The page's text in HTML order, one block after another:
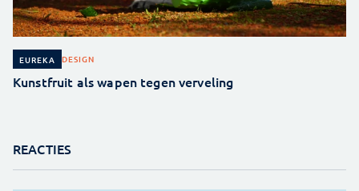
EUREKA DESIGN
Kunstfruit als wapen tegen verveling
REACTIES